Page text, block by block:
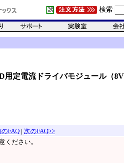
検索
用定電流ドライバモジュール（8V
FAQ | 次のFAQ>>
ください。